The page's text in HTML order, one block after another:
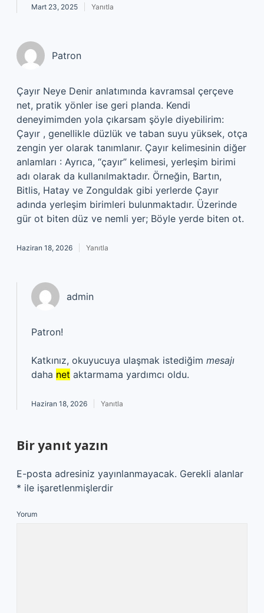
Mart 23, 2025 Yanıtla
Patron
Çayır Neye Denir anlatımında kavramsal çerçeve
net, pratik yönler ise geri planda. Kendi
deneyimimden yola çıkarsam şöyle diyebilirim:
Çayır , genellikle düzlük ve taban suyu yüksek, otça
zengin yer olarak tanımlanır. Çayır kelimesinin diğer
anlamları : Ayrıca, “çayır” kelimesi, yerleşim birimi
adı olarak da kullanılmaktadır. Örneğin, Bartın,
Bitlis, Hatay ve Zonguldak gibi yerlerde Çayır
adında yerleşim birimleri bulunmaktadır. Üzerinde
gür ot biten düz ve nemli yer; Böyle yerde biten ot.
Haziran 18, 2026 Yanıtla
admin
Patron!
Katkınız, okuyucuya ulaşmak istediğim mesajı
daha net aktarmama yardımcı oldu.
Haziran 18, 2026 Yanıtla
Bir yanıt yazın
E-posta adresiniz yayınlanmayacak. Gerekli alanlar
* ile işaretlenmişlerdir
Yorum